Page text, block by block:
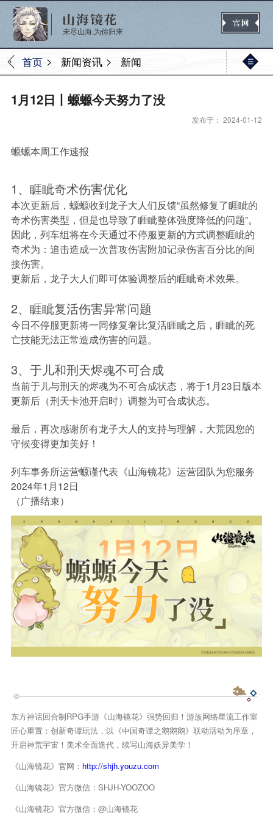
未尽山海,为你归来
首页 > 新闻资讯 > 新闻
官网首页
新闻
热门 新手 进阶 玩法
1月12日丨螈螈今天努力了没
发布于： 2024-01-12
螈螈本周工作速报
1、睚眦奇术伤害优化
本次更新后，螈螈收到龙子大人们反馈“虽然修复了睚眦的
奇术伤害类型，但是也导致了睚眦整体强度降低的问题”。
因此，列车组将在今天通过不停服更新的方式调整睚眦的
奇术为：追击造成一次普攻伤害附加记录伤害百分比的间
接伤害。
更新后，龙子大人们即可体验调整后的睚眦奇术效果。
2、睚眦复活伤害异常问题
今日不停服更新将一同修复奢比复活睚眦之后，睚眦的死
亡技能无法正常造成伤害的问题。
3、于儿和刑天烬魂不可合成
当前于儿与刑天的烬魂为不可合成状态，将于1月23日版本
更新后（刑天卡池开启时）调整为可合成状态。
最后，再次感谢所有龙子大人的支持与理解，大荒因您的
守候变得更加美好！
列车事务所运营螈谨代表《山海镜花》运营团队为您服务
2024年1月12日
（广播结束）
东方神话回合制RPG手游《山海镜花》强势回归！游族网络星流工作室
匠心重置：创新奇谭玩法，以《中国奇谭之鹅鹅鹅》联动活动为序章，
开启神荒宇宙！美术全面迭代，续写山海妖异美学！
《山海镜花》官网： http://shjh.youzu.com
《山海镜花》官方微信：SHJH-YOOZOO
《山海镜花》官方微信：@山海镜花